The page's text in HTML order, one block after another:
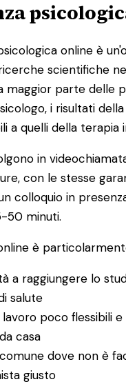
online è
scientifiche
maggior parte delle
i risultati
a quelli della terapia
in
con le stesse
colloquio in
50 minuti.
è
a raggiungere lo
salute
lavoro poco flessibili
casa
dove non è
giusto